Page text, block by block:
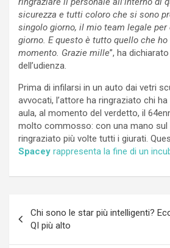
sicurezza e tutti coloro che si sono
singolo giorno, il mio team legale per
giorno. E questo è tutto quello che
momento. Grazie mille”, ha
dell’udienza.
Prima di infilarsi in un auto dai vetri
avvocati, l’attore ha ringraziato chi
aula, al momento del verdetto, il
molto commosso: con una mano sul
ringraziato più volte tutti i giurati.
Spacey rappresenta la fine di un
articoli
Chi sono le star più intelligenti?
QI più alto